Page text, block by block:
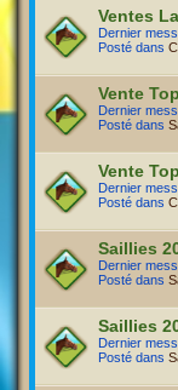
Ventes
Dernier
Posté dans
Vente
Dernier
Posté dans
Vente
Dernier
Posté dans
Saillies
Dernier
Posté dans
Saillies
Dernier
Posté dans